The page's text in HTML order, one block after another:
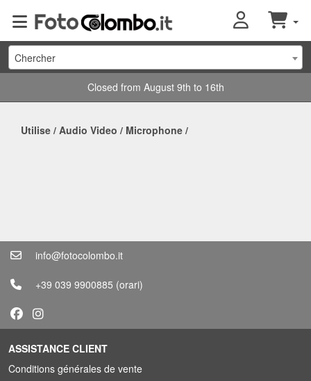
Chercher
Closed from August 9th to 16th
Utilise / Audio Video / Microphone /
info@fotocolombo.it
+39 039 9900885 (orari)
ASSISTANCE CLIENT
Conditions générales de vente